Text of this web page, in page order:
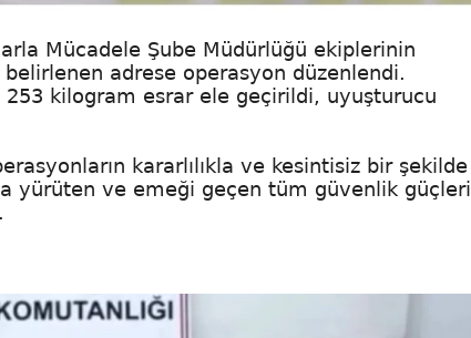
Mücadele Şube Müdürlüğü ekiplerinin
adrese operasyon düzenlendi.
253 kilogram esrar ele geçirildi, uyuşturucu
kararlılıkla ve kesintisiz bir şekilde
yürüten ve emeği geçen tüm güvenlik güçleri